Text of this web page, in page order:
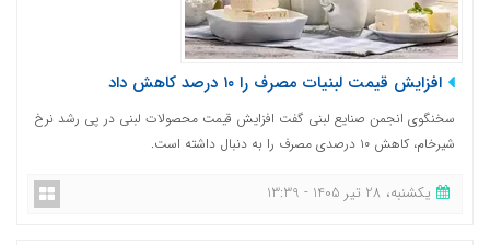
افزایش قیمت لبنیات مصرف را ۱۰ درصد کاهش داد
سخنگوی انجمن صنایع لبنی گفت افزایش قیمت محصولات لبنی در پی رشد نرخ
شیرخام، کاهش ۱۰ درصدی مصرف را به دنبال داشته است.
یکشنبه، 28 تیر 1405 - 13:39